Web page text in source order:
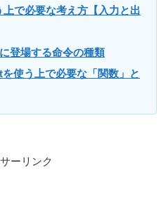
で必要な考え方【入力と出
登場する命令の種類
使う上で必要な「関数」と
ーリンク